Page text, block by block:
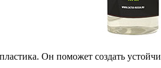
Он поможет создать